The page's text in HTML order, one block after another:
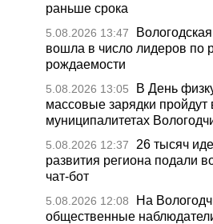
раньше срока
5.08.2026 13:47
вошла в число лидеров по
рождаемости
5.08.2026 13:05
В День
массовые зарядки пройдут
муниципалитетах
5.08.2026 12:37
26 тысяч
развития региона подали
чат-бот
5.08.2026 12:08
На
общественные